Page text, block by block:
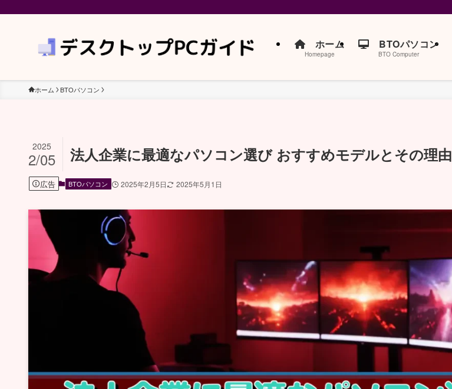
ホーム
Homepage
BTOパソコン
BTO Computer
ホーム BTOパソコン
法人企業に最適なパソコン選び おすすめモデルとその理由
2025
2/05
広告 BTOパソコン 2025年2月5日 2025年5月1日